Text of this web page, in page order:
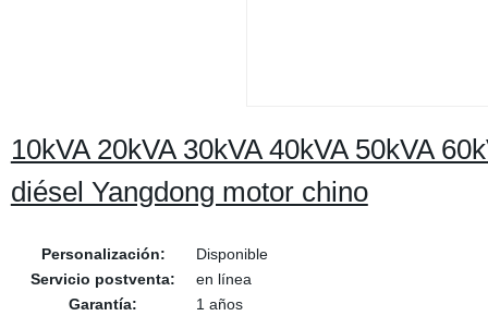
10kVA 20kVA 30kVA 40kVA 50kVA
diésel Yangdong motor chino
Personalización:
Disponible
Servicio postventa:
en línea
Garantía:
1 años